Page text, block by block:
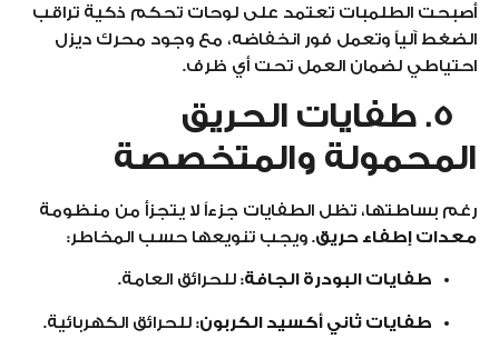
أصبحت الطلمبات تعتمد على لوحات تحكم ذكية تراقب
الضغط آلياً وتعمل فور انخفاضه، مع وجود محرك ديزل
احتياطي لضمان العمل تحت أي ظرف.
5. طفايات الحريق
المحمولة والمتخصصة
رغم بساطتها، تظل الطفايات جزءاً لا يتجزأ من منظومة
معدات إطفاء حريق. ويجب تنويعها حسب المخاطر:
طفايات البودرة الجافة: للحرائق العامة.
طفايات ثاني أكسيد الكربون: للحرائق الكهربائية.